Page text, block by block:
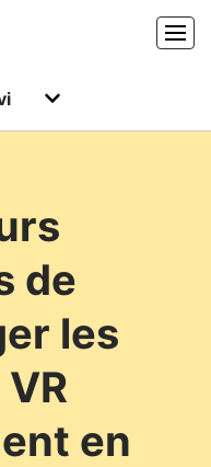
de
les
en